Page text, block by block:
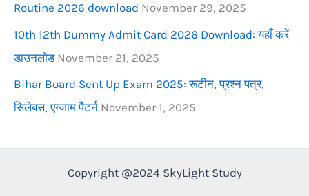
Routine 2026 download November 29, 2025
10th 12th Dummy Admit Card 2026 Download: यहाँ करें
डाउनलोड November 21, 2025
Bihar Board Sent Up Exam 2025: रूटीन, प्रश्न पत्र,
सिलेबस, एग्जाम पैटर्न November 1, 2025
Copyright @2024 SkyLight Study